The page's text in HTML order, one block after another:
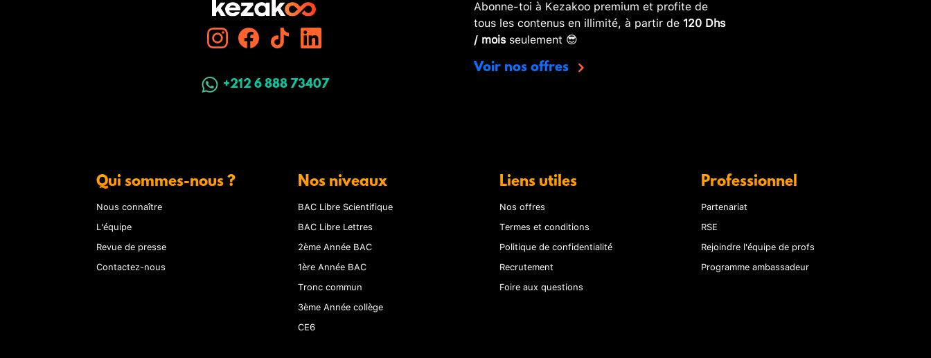
+212 6 888 73407
Abonne-toi à Kezakoo premium et profite de
tous les contenus en illimité, à partir de 120 Dhs
/ moisseulement 😎
Voir nos offres
Qui sommes-nous ?
Nous connaître
L'équipe
Revue de presse
Contactez-nous
Nos niveaux
BAC Libre Scientifique
BAC Libre Lettres
2ème Année BAC
1ère Année BAC
Tronc commun
3ème Année collège
CE6
Liens utiles
Nos offres
Termes et conditions
Politique de confidentialité
Recrutement
Foire aux questions
Professionnel
Partenariat
RSE
Rejoindre l'équipe de profs
Programme ambassadeur